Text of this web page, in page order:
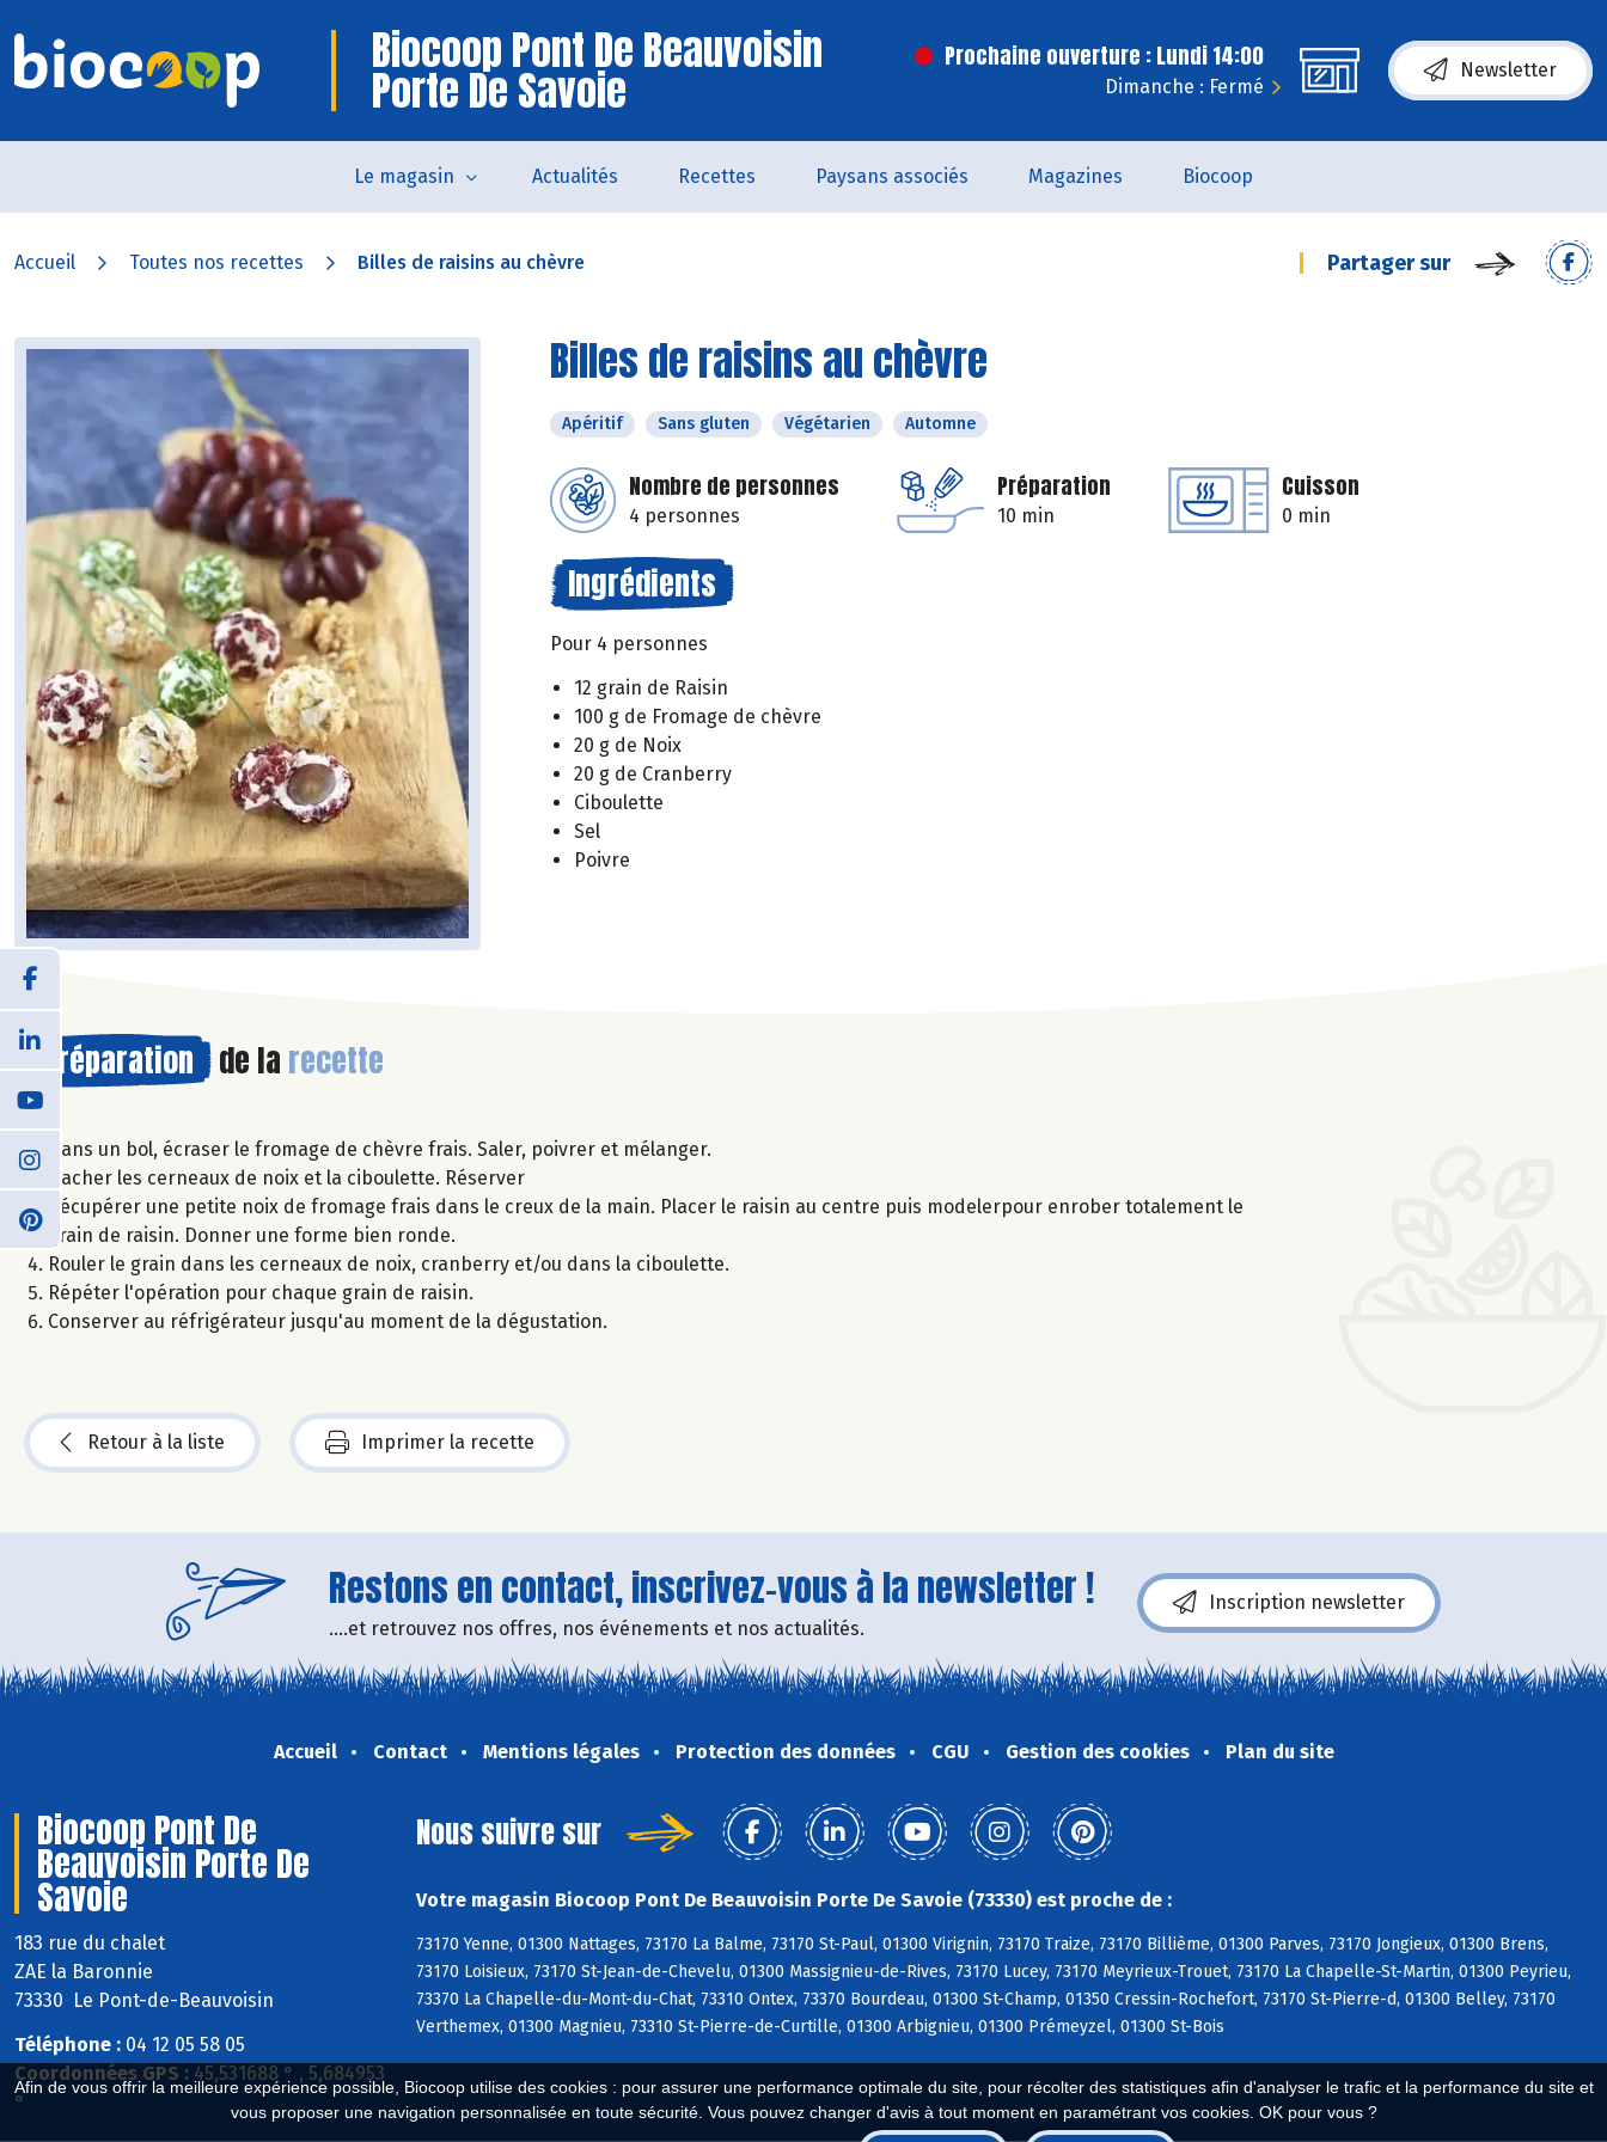
Afin de vous offrir la meilleure expérience possible, Biocoop utilise des cookies : pour assurer une performance optimale du site, pour récolter des statistiques afin d'analyser le trafic et la performance du site et
vous proposer une navigation personnalisée en toute sécurité. Vous pouvez changer d'avis à tout moment en paramétrant vos cookies. OK pour vous ?
Biocoop Pont De Beauvoisin
Porte De Savoie
Prochaine ouverture : Lundi 14:00
Dimanche : Fermé
Newsletter
Le magasin Actualités Recettes Paysans associés Magazines Biocoop
Accueil Toutes nos recettes Billes de raisins au chèvre Partager sur
Billes de raisins au chèvre
Apéritif Sans gluten Végétarien Automne
Nombre de personnes
4 personnes
Préparation
10 min
Cuisson
0 min
Ingrédients
Pour 4 personnes
12 grain de Raisin
100 g de Fromage de chèvre
20 g de Noix
20 g de Cranberry
Ciboulette
Sel
Poivre
Préparation de la recette
Dans un bol, écraser le fromage de chèvre frais. Saler, poivrer et mélanger.
Hacher les cerneaux de noix et la ciboulette. Réserver
Récupérer une petite noix de fromage frais dans le creux de la main. Placer le raisin au centre puis modelerpour enrober totalement le
grain de raisin. Donner une forme bien ronde.
Rouler le grain dans les cerneaux de noix, cranberry et/ou dans la ciboulette.
Répéter l'opération pour chaque grain de raisin.
Conserver au réfrigérateur jusqu'au moment de la dégustation.
Retour à la liste Imprimer la recette
Restons en contact, inscrivez-vous à la newsletter !
....et retrouvez nos offres, nos événements et nos actualités.
Inscription newsletter
Accueil Contact Mentions légales Protection des données CGU Gestion des cookies Plan du site
Biocoop Pont De
Beauvoisin Porte De
Savoie
183 rue du chalet
ZAE la Baronnie
73330 Le Pont-de-Beauvoisin
Téléphone : 04 12 05 58 05
Coordonnées GPS : 45,531688 ° , 5,684953
°
Nous suivre sur
Votre magasin Biocoop Pont De Beauvoisin Porte De Savoie (73330) est proche de :
73170 Yenne, 01300 Nattages, 73170 La Balme, 73170 St-Paul, 01300 Virignin, 73170 Traize, 73170 Billième, 01300 Parves, 73170 Jongieux, 01300 Brens,
73170 Loisieux, 73170 St-Jean-de-Chevelu, 01300 Massignieu-de-Rives, 73170 Lucey, 73170 Meyrieux-Trouet, 73170 La Chapelle-St-Martin, 01300 Peyrieu,
73370 La Chapelle-du-Mont-du-Chat, 73310 Ontex, 73370 Bourdeau, 01300 St-Champ, 01350 Cressin-Rochefort, 73170 St-Pierre-d, 01300 Belley, 73170
Verthemex, 01300 Magnieu, 73310 St-Pierre-de-Curtille, 01300 Arbignieu, 01300 Prémeyzel, 01300 St-Bois